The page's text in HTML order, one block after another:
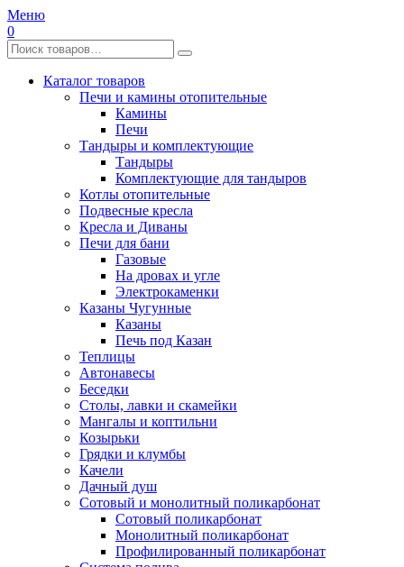
Меню
0
Каталог товаров
Печи и камины отопительные
Камины
Печи
Тандыры и комплектующие
Тандыры
Комплектующие для тандыров
Котлы отопительные
Подвесные кресла
Кресла и Диваны
Печи для бани
Газовые
На дровах и угле
Электрокаменки
Казаны Чугунные
Казаны
Печь под Казан
Теплицы
Автонавесы
Беседки
Столы, лавки и скамейки
Мангалы и коптильни
Козырьки
Грядки и клумбы
Качели
Дачный душ
Сотовый и монолитный поликарбонат
Сотовый поликарбонат
Монолитный поликарбонат
Профилированный поликарбонат